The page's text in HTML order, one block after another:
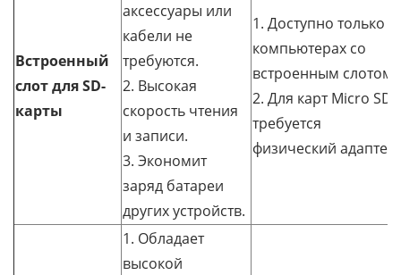
Встроенный
слот для SD-
карты
аксессуары или
кабели не
требуются.
2. Высокая
скорость чтения
и записи.
3. Экономит
заряд батареи
других устройств.
1. Доступно только
компьютерах со
встроенным слотом.
2. Для карт Micro SD
требуется
физический адаптер.
1. Обладает
высокой